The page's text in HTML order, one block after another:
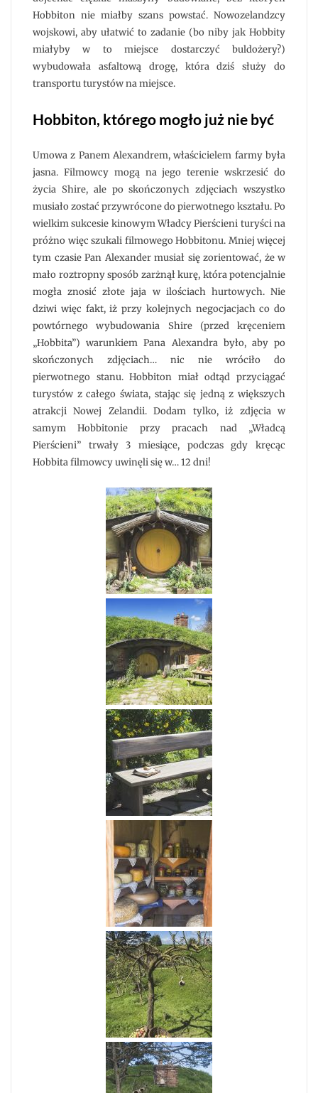
Hobbiton nie miałby szans powstać. Nowozelandzcy
wojskowi, aby ułatwić to zadanie (bo niby jak Hobbity
miałyby w to miejsce dostarczyć buldożery?)
wybudowała asfaltową drogę, która dziś służy do
transportu turystów na miejsce.
Hobbiton, którego mogło już nie być
Umowa z Panem Alexandrem, właścicielem farmy była
jasna. Filmowcy mogą na jego terenie wskrzesić do
życia Shire, ale po skończonych zdjęciach wszystko
musiało zostać przywrócone do pierwotnego kształu. Po
wielkim sukcesie kinowym Władcy Pierścieni turyści na
próżno więc szukali filmowego Hobbitonu. Mniej więcej
tym czasie Pan Alexander musiał się zorientować, że w
mało roztropny sposób zarżnął kurę, która potencjalnie
mogła znosić złote jaja w ilościach hurtowych. Nie
dziwi więc fakt, iż przy kolejnych negocjacjach co do
powtórnego wybudowania Shire (przed kręceniem
„Hobbita”) warunkiem Pana Alexandra było, aby po
skończonych zdjęciach… nic nie wróciło do
pierwotnego stanu. Hobbiton miał odtąd przyciągać
turystów z całego świata, stając się jedną z większych
atrakcji Nowej Zelandii. Dodam tylko, iż zdjęcia w
samym Hobbitonie przy pracach nad „Władcą
Pierścieni” trwały 3 miesiące, podczas gdy kręcąc
Hobbita filmowcy uwinęli się w… 12 dni!